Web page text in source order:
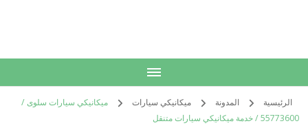
الرئيسية المدونة ميكانيكي سيارات
ميكانيكي سيارات سلوى /
55773600‬ / خدمة ميكانيكي سيارات متنقل